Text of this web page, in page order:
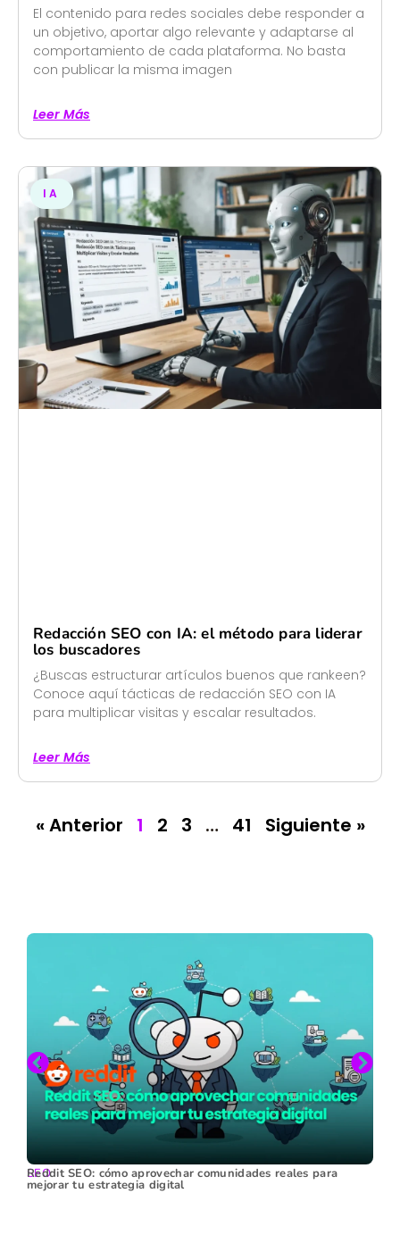
El contenido para redes sociales debe responder a
un objetivo, aportar algo relevante y adaptarse al
comportamiento de cada plataforma. No basta
con publicar la misma imagen
Leer Más
IA
Redacción SEO con IA: el método para liderar
los buscadores
¿Buscas estructurar artículos buenos que rankeen?
Conoce aquí tácticas de redacción SEO con IA
para multiplicar visitas y escalar resultados.
Leer Más
« Anterior 1 2 3 … 41 Siguiente »
SEO
Reddit SEO: cómo aprovechar comunidades reales para
mejorar tu estrategia digital